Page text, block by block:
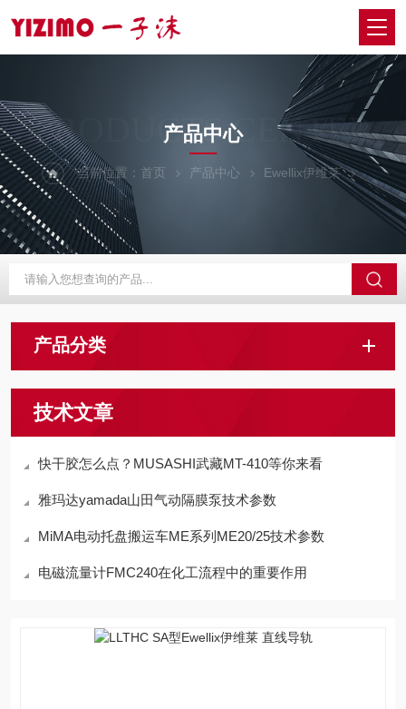
PRODUCTS CENTER
产品中心
当前位置： 首页 产品中心 Ewellix伊维莱
产品分类
技术文章
快干胶怎么点？MUSASHI武藏MT-410等你来看
雅玛达yamada山田气动隔膜泵技术参数
MiMA电动托盘搬运车ME系列ME20/25技术参数
电磁流量计FMC240在化工流程中的重要作用